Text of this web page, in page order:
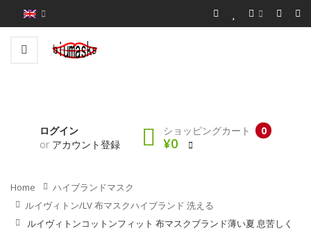
ログイン
or アカウント登録
0
ショッピングカート
¥0
Home
ハイブランドマスク
ルイヴィトン/LV 布マスクハイブランド 洗える
ルイヴィトンコットンフィット 布マスクブランド薄い夏 息苦しく